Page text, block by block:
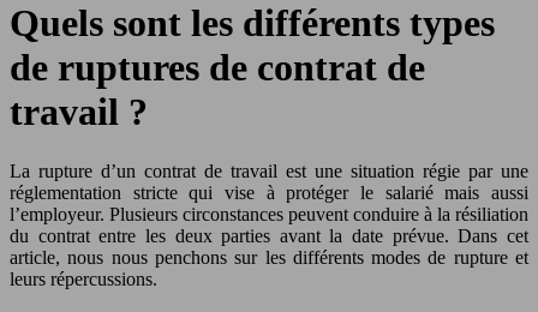
Quels sont les différents types
de ruptures de contrat de
travail ?
La rupture d’un contrat de travail est une situation régie par une
réglementation stricte qui vise à protéger le salarié mais aussi
l’employeur. Plusieurs circonstances peuvent conduire à la résiliation
du contrat entre les deux parties avant la date prévue. Dans cet
article, nous nous penchons sur les différents modes de rupture et
leurs répercussions.